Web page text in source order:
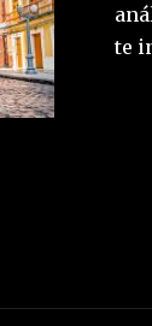
te